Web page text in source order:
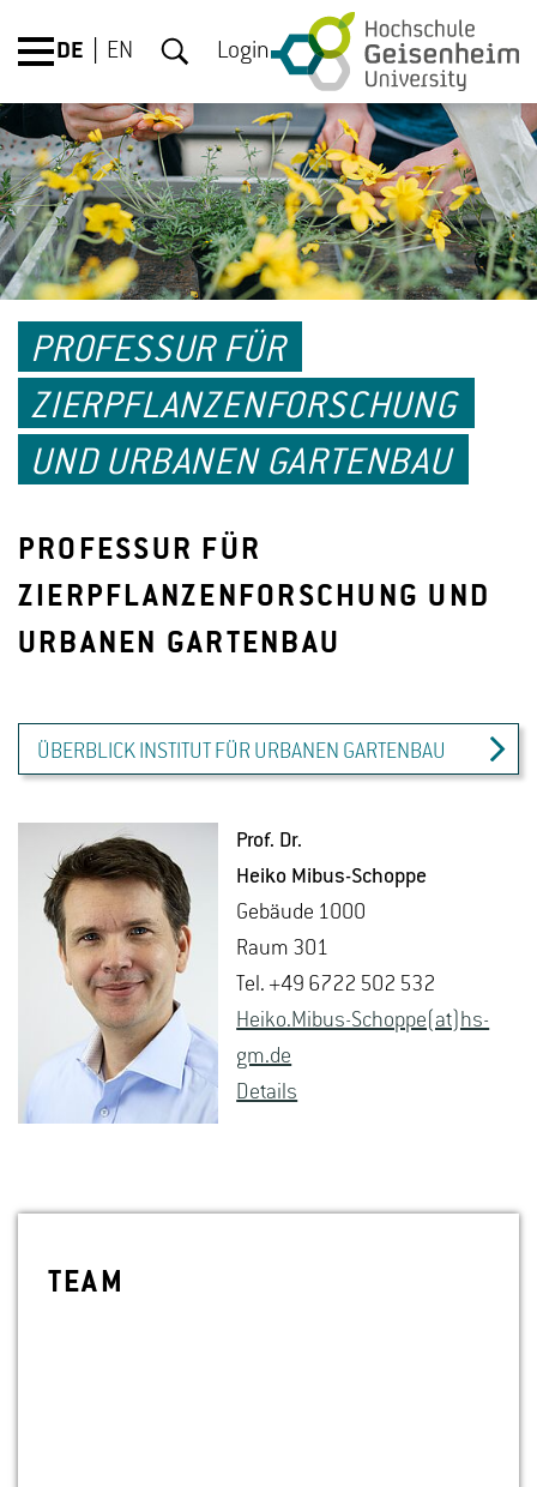
DE EN Login
PROFESSUR FÜR
ZIERPFLANZENFORSCHUNG
UND URBANEN GARTENBAU
PROFESSUR FÜR
ZIERPFLANZENFORSCHUNG UND
URBANEN GARTENBAU
ÜBERBLICK INSTITUT FÜR URBANEN GARTENBAU
Prof. Dr.
Heiko Mi­bus-Schop­pe
Ge­bäu­de 1000
Raum 301
Tel. +49 6722 502 532
Heiko.​Mibus-Schop­pe(at)hs-​
gm.​de
De­tails
TEAM